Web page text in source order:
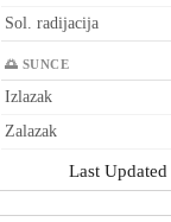
Sol. radijacija
🌅 SUNCE
Izlazak
Zalazak
Last